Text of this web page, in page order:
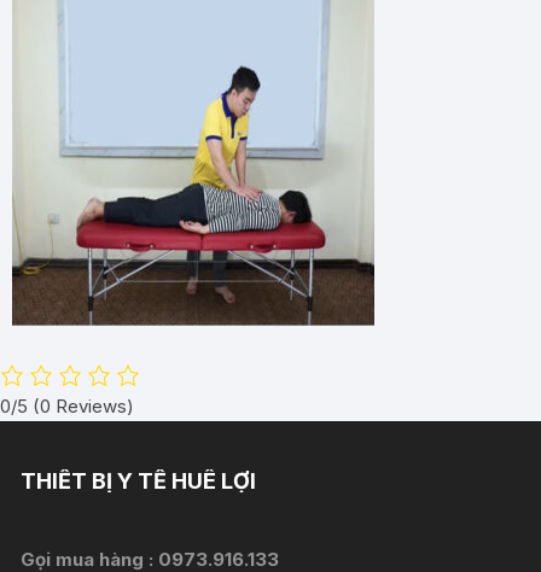
0/5 (0 Reviews)
THIẾT BỊ Y TẾ HUÊ LỢI
Gọi mua hàng : 0973.916.133